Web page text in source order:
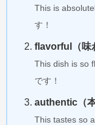
This is
す！
flavorful（味
This dish is so
です！
authentic（本
This tastes so